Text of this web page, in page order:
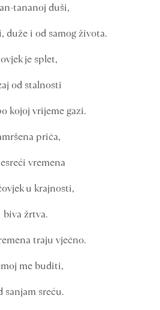
tananoj duši,
duže i od samog života.
je splet,
od stalnosti
kojoj vrijeme gazi.
priča,
vremena
u krajnosti,
biva žrtva.
traju vječno.
me buditi,
sanjam sreću.